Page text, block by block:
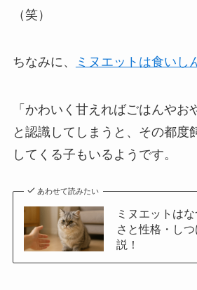
（笑）
ちなみに、 ミヌエットは食いし
「かわいく甘えればごはんやお
と認識してしまうと、その都度
してくる子もいるようです。
あわせて読みたい
ミヌエットは
さと性格・し
説！